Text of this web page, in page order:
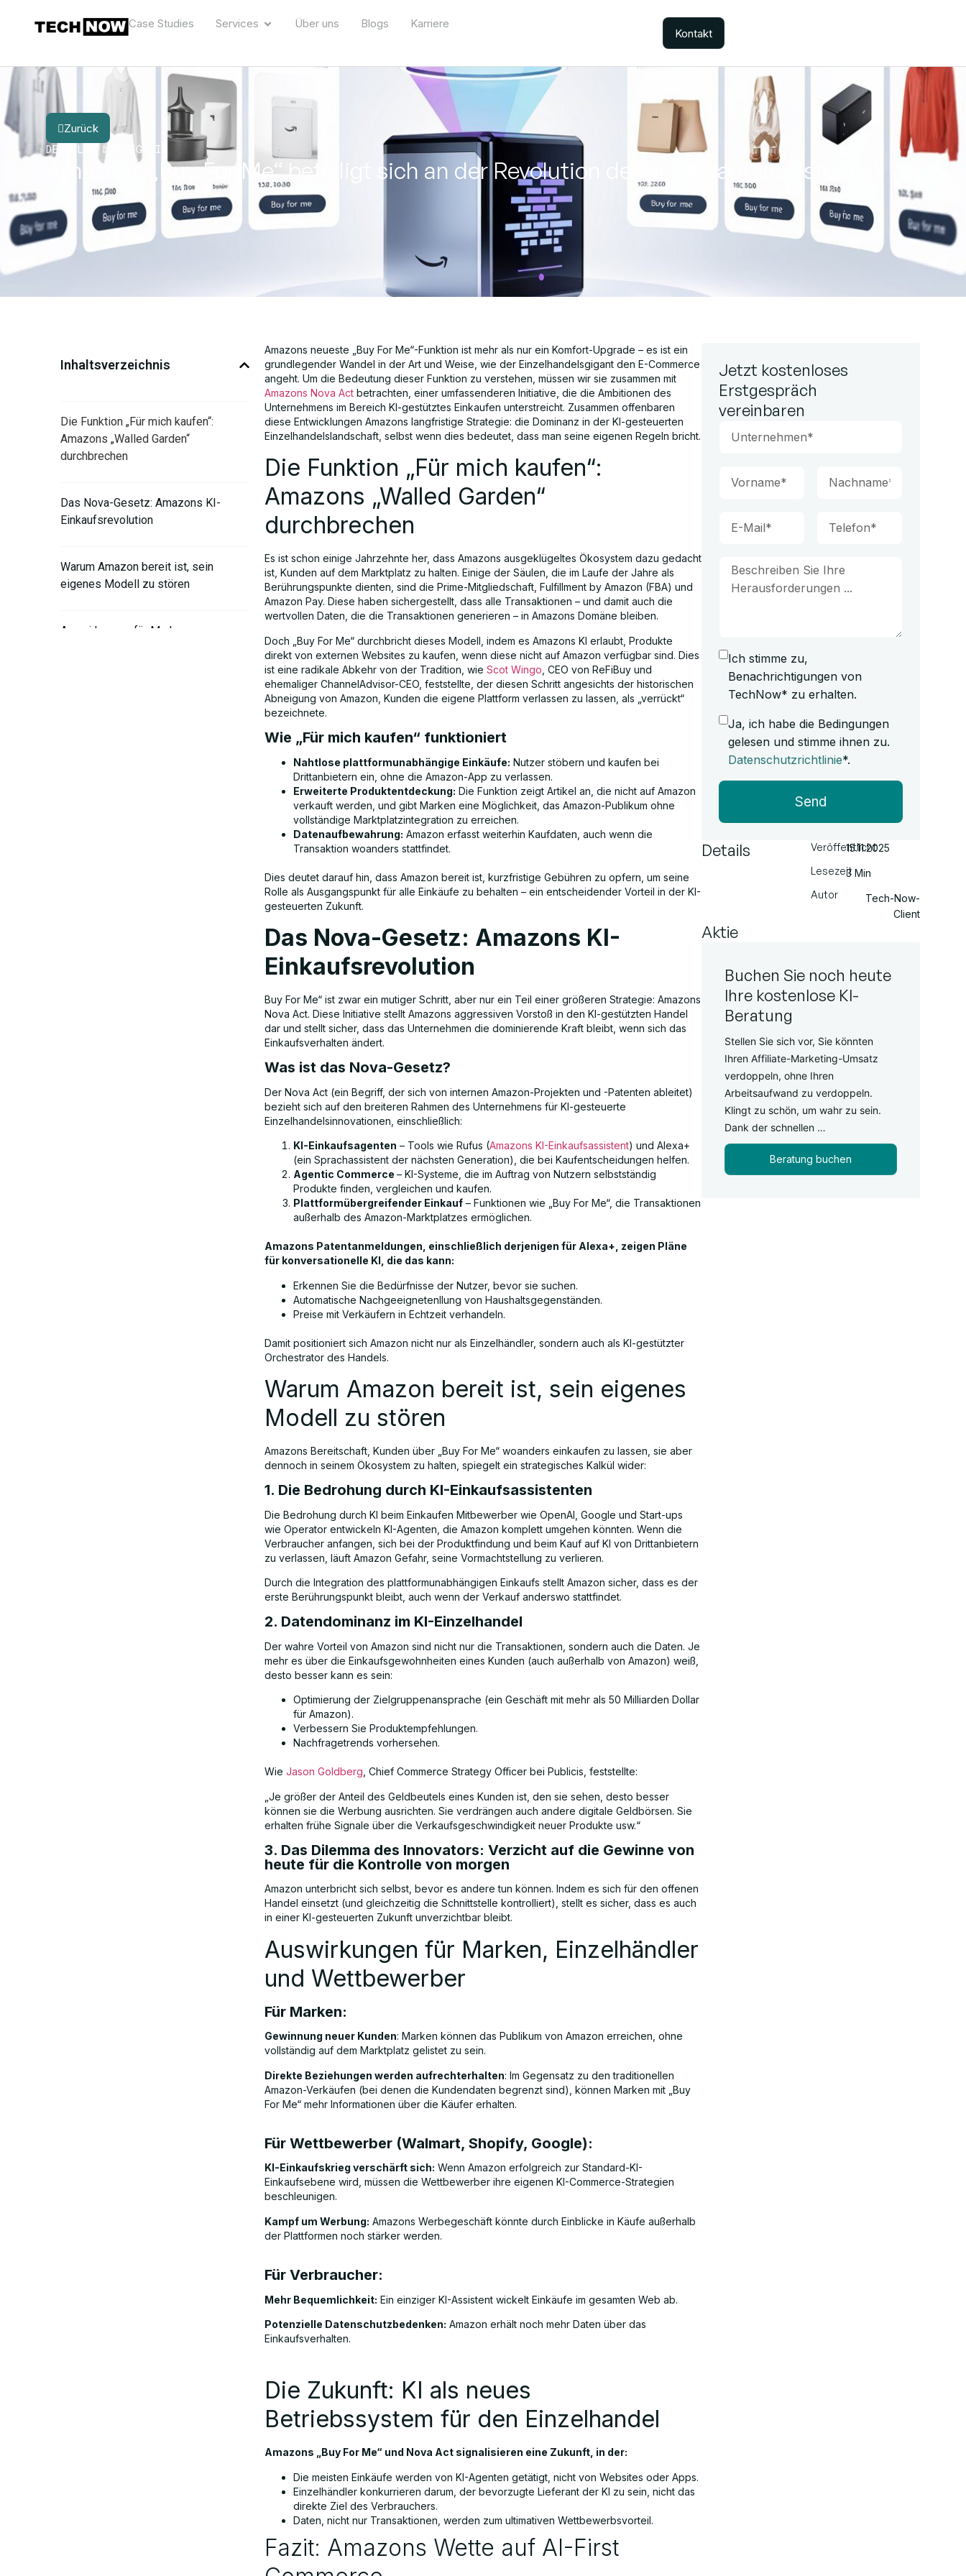
Case Studies Services Über uns Blogs Karriere
Kontakt
Zurück
DER BLOG
KATEGORIE
Amazons „Buy For Me“ beteiligt sich an der Revolution der KI-Einkaufsassistenten
Inhaltsverzeichnis
Die Funktion „Für mich kaufen“:
Amazons „Walled Garden“
durchbrechen
Das Nova-Gesetz: Amazons KI-
Einkaufsrevolution
Warum Amazon bereit ist, sein
eigenes Modell zu stören
Auswirkungen für Marken,
Amazons neueste „Buy For Me“-Funktion ist mehr als nur ein Komfort-Upgrade – es ist ein
grundlegender Wandel in der Art und Weise, wie der Einzelhandelsgigant den E-Commerce
angeht. Um die Bedeutung dieser Funktion zu verstehen, müssen wir sie zusammen mit
Amazons Nova Act betrachten, einer umfassenderen Initiative, die die Ambitionen des
Unternehmens im Bereich KI-gestütztes Einkaufen unterstreicht. Zusammen offenbaren
diese Entwicklungen Amazons langfristige Strategie: die Dominanz in der KI-gesteuerten
Einzelhandelslandschaft, selbst wenn dies bedeutet, dass man seine eigenen Regeln bricht.
Die Funktion „Für mich kaufen“:
Amazons „Walled Garden“
durchbrechen
Es ist schon einige Jahrzehnte her, dass Amazons ausgeklügeltes Ökosystem dazu gedacht
ist, Kunden auf dem Marktplatz zu halten. Einige der Säulen, die im Laufe der Jahre als
Berührungspunkte dienten, sind die Prime-Mitgliedschaft, Fulfillment by Amazon (FBA) und
Amazon Pay. Diese haben sichergestellt, dass alle Transaktionen – und damit auch die
wertvollen Daten, die die Transaktionen generieren – in Amazons Domäne bleiben.
Doch „Buy For Me“ durchbricht dieses Modell, indem es Amazons KI erlaubt, Produkte
direkt von externen Websites zu kaufen, wenn diese nicht auf Amazon verfügbar sind. Dies
ist eine radikale Abkehr von der Tradition, wie Scot Wingo , CEO von ReFiBuy und
ehemaliger ChannelAdvisor-CEO, feststellte, der diesen Schritt angesichts der historischen
Abneigung von Amazon, Kunden die eigene Plattform verlassen zu lassen, als „verrückt“
bezeichnete.
Wie „Für mich kaufen“ funktioniert
Nahtlose plattformunabhängige Einkäufe: Nutzer stöbern und kaufen bei
Drittanbietern ein, ohne die Amazon-App zu verlassen.
Erweiterte Produktentdeckung: Die Funktion zeigt Artikel an, die nicht auf Amazon
verkauft werden, und gibt Marken eine Möglichkeit, das Amazon-Publikum ohne
vollständige Marktplatzintegration zu erreichen.
Datenaufbewahrung: Amazon erfasst weiterhin Kaufdaten, auch wenn die
Transaktion woanders stattfindet.
Dies deutet darauf hin, dass Amazon bereit ist, kurzfristige Gebühren zu opfern, um seine
Rolle als Ausgangspunkt für alle Einkäufe zu behalten – ein entscheidender Vorteil in der KI-
gesteuerten Zukunft.
Das Nova-Gesetz: Amazons KI-
Einkaufsrevolution
Buy For Me“ ist zwar ein mutiger Schritt, aber nur ein Teil einer größeren Strategie: Amazons
Nova Act. Diese Initiative stellt Amazons aggressiven Vorstoß in den KI-gestützten Handel
dar und stellt sicher, dass das Unternehmen die dominierende Kraft bleibt, wenn sich das
Einkaufsverhalten ändert.
Was ist das Nova-Gesetz?
Der Nova Act (ein Begriff, der sich von internen Amazon-Projekten und -Patenten ableitet)
bezieht sich auf den breiteren Rahmen des Unternehmens für KI-gesteuerte
Einzelhandelsinnovationen, einschließlich:
KI-Einkaufsagenten – Tools wie Rufus (Amazons KI-Einkaufsassistent) und Alexa+
(ein Sprachassistent der nächsten Generation), die bei Kaufentscheidungen helfen.
Agentic Commerce – KI-Systeme, die im Auftrag von Nutzern selbstständig
Produkte finden, vergleichen und kaufen.
Plattformübergreifender Einkauf – Funktionen wie „Buy For Me“, die Transaktionen
außerhalb des Amazon-Marktplatzes ermöglichen.
Amazons Patentanmeldungen, einschließlich derjenigen für Alexa+, zeigen Pläne
für konversationelle KI, die das kann:
Erkennen Sie die Bedürfnisse der Nutzer, bevor sie suchen.
Automatische Nachgeeignetenllung von Haushaltsgegenständen.
Preise mit Verkäufern in Echtzeit verhandeln.
Damit positioniert sich Amazon nicht nur als Einzelhändler, sondern auch als KI-gestützter
Orchestrator des Handels.
Warum Amazon bereit ist, sein eigenes
Modell zu stören
Amazons Bereitschaft, Kunden über „Buy For Me“ woanders einkaufen zu lassen, sie aber
dennoch in seinem Ökosystem zu halten, spiegelt ein strategisches Kalkül wider:
1. Die Bedrohung durch KI-Einkaufsassistenten
Die Bedrohung durch KI beim Einkaufen Mitbewerber wie OpenAI, Google und Start-ups
wie Operator entwickeln KI-Agenten, die Amazon komplett umgehen könnten. Wenn die
Verbraucher anfangen, sich bei der Produktfindung und beim Kauf auf KI von Drittanbietern
zu verlassen, läuft Amazon Gefahr, seine Vormachtstellung zu verlieren.
Durch die Integration des plattformunabhängigen Einkaufs stellt Amazon sicher, dass es der
erste Berührungspunkt bleibt, auch wenn der Verkauf anderswo stattfindet.
2. Datendominanz im KI-Einzelhandel
Der wahre Vorteil von Amazon sind nicht nur die Transaktionen, sondern auch die Daten. Je
mehr es über die Einkaufsgewohnheiten eines Kunden (auch außerhalb von Amazon) weiß,
desto besser kann es sein:
Optimierung der Zielgruppenansprache (ein Geschäft mit mehr als 50 Milliarden Dollar
für Amazon).
Verbessern Sie Produktempfehlungen.
Nachfragetrends vorhersehen.
Wie Jason Goldberg , Chief Commerce Strategy Officer bei Publicis, feststellte:
„Je größer der Anteil des Geldbeutels eines Kunden ist, den sie sehen, desto besser
können sie die Werbung ausrichten. Sie verdrängen auch andere digitale Geldbörsen. Sie
erhalten frühe Signale über die Verkaufsgeschwindigkeit neuer Produkte usw.“
3. Das Dilemma des Innovators: Verzicht auf die Gewinne von
heute für die Kontrolle von morgen
Amazon unterbricht sich selbst, bevor es andere tun können. Indem es sich für den offenen
Handel einsetzt (und gleichzeitig die Schnittstelle kontrolliert), stellt es sicher, dass es auch
in einer KI-gesteuerten Zukunft unverzichtbar bleibt.
Auswirkungen für Marken, Einzelhändler
und Wettbewerber
Für Marken:
Gewinnung neuer Kunden: Marken können das Publikum von Amazon erreichen, ohne
vollständig auf dem Marktplatz gelistet zu sein.
Direkte Beziehungen werden aufrechterhalten: Im Gegensatz zu den traditionellen
Amazon-Verkäufen (bei denen die Kundendaten begrenzt sind), können Marken mit „Buy
For Me“ mehr Informationen über die Käufer erhalten.
Für Wettbewerber (Walmart, Shopify, Google):
KI-Einkaufskrieg verschärft sich: Wenn Amazon erfolgreich zur Standard-KI-
Einkaufsebene wird, müssen die Wettbewerber ihre eigenen KI-Commerce-Strategien
beschleunigen.
Kampf um Werbung: Amazons Werbegeschäft könnte durch Einblicke in Käufe außerhalb
der Plattformen noch stärker werden.
Für Verbraucher:
Mehr Bequemlichkeit: Ein einziger KI-Assistent wickelt Einkäufe im gesamten Web ab.
Potenzielle Datenschutzbedenken: Amazon erhält noch mehr Daten über das
Einkaufsverhalten.
Die Zukunft: KI als neues
Betriebssystem für den Einzelhandel
Amazons „Buy For Me“ und Nova Act signalisieren eine Zukunft, in der:
Die meisten Einkäufe werden von KI-Agenten getätigt, nicht von Websites oder Apps.
Einzelhändler konkurrieren darum, der bevorzugte Lieferant der KI zu sein, nicht das
direkte Ziel des Verbrauchers.
Daten, nicht nur Transaktionen, werden zum ultimativen Wettbewerbsvorteil.
Fazit: Amazons Wette auf AI-First
Jetzt kostenloses
Erstgespräch
vereinbaren
Ich stimme zu,
Benachrichtigungen von
TechNow* zu erhalten.
Ja, ich habe die Bedingungen
gelesen und stimme ihnen zu.
Datenschutzrichtlinie*.
Send
Details
Veröffentlicht
Lesezeit
Autor
15.11.2025
3 Min
Tech-Now-
Client
Aktie
Buchen Sie noch heute
Ihre kostenlose KI-
Beratung
Stellen Sie sich vor, Sie könnten
Ihren Affiliate-Marketing-Umsatz
verdoppeln, ohne Ihren
Arbeitsaufwand zu verdoppeln.
Klingt zu schön, um wahr zu sein.
Dank der schnellen …
Beratung buchen